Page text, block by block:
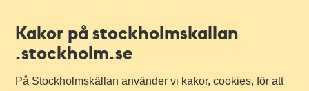
Kakor på stockholmskallan
.stockholm.se
På Stockholmskällan använder vi kakor, cookies, för att